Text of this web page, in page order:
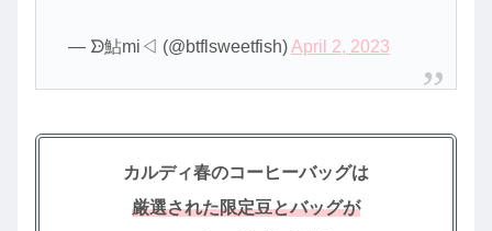
— ᗦ鮎mi◁ (@btflsweetfish)April 2, 2023
カルディ春のコーヒーバッグは
厳選された限定豆とバッグが